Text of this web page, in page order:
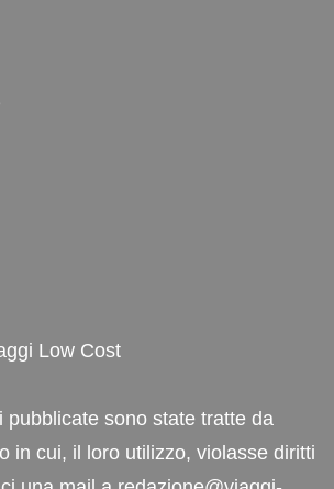
Low Cost
pubblicate sono state tratte da
in cui, il loro utilizzo, violasse diritti